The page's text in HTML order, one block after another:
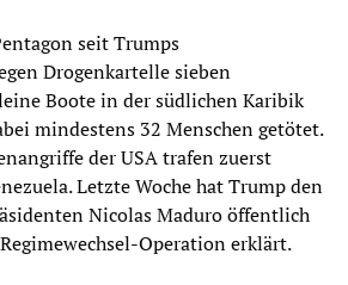
seit Trumps
Drogenkartelle sieben
Boote in der südlichen Karibik
mindestens 32 Menschen getötet.
der USA trafen zuerst
Letzte Woche hat Trump den
Nicolas Maduro öffentlich
Operation erklärt.